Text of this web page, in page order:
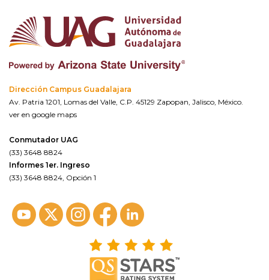
Dirección Campus Guadalajara
Av. Patria 1201, Lomas del Valle, C.P. 45129 Zapopan, Jalisco, México.
ver en google maps
Conmutador UAG
(33) 3648 8824
Informes 1er. Ingreso
(33) 3648 8824, Opción 1